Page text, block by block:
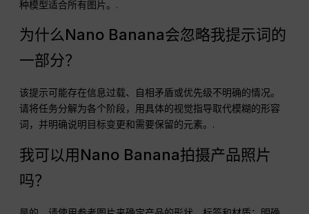
种模型适合所有图片。.
为什么Nano Banana会忽略我提示词的
一部分？
该提示可能存在信息过载、自相矛盾或优先级不明确的情况。
请将任务分解为各个阶段，用具体的视觉指导取代模糊的形容
词，并明确说明目标变更和需要保留的元素。.
我可以用Nano Banana拍摄产品照片
吗？